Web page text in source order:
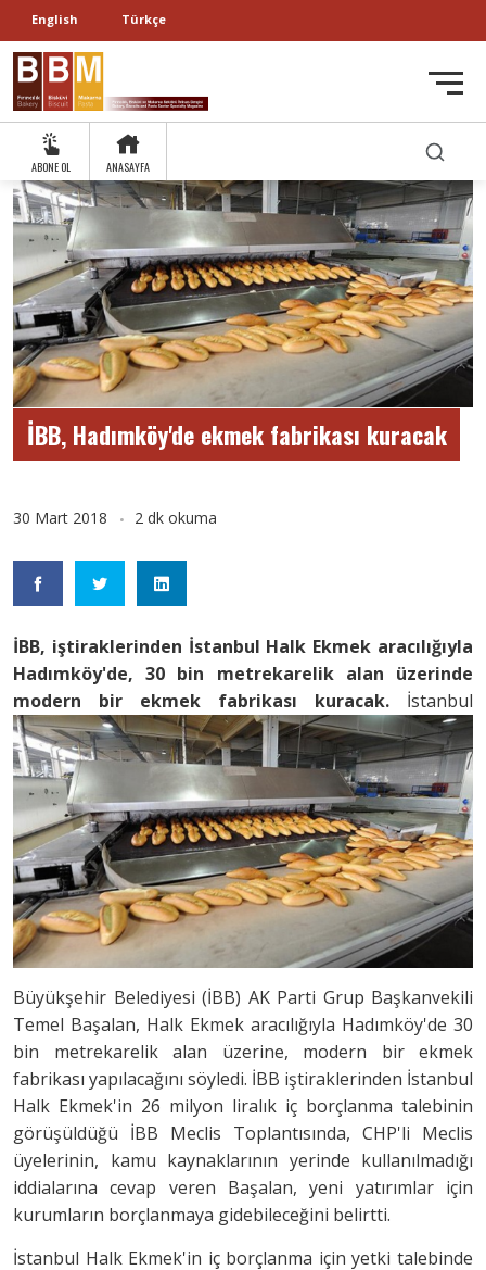
English Türkçe
ABONE OL ANASAYFA
İBB, Hadımköy'de ekmek fabrikası kuracak
30 Mart 2018 2 dk okuma
İBB, iştiraklerinden İstanbul Halk Ekmek aracılığıyla
Hadımköy'de, 30 bin metrekarelik alan üzerinde
modern bir ekmek fabrikası kuracak. İstanbul
Büyükşehir Belediyesi (İBB) AK Parti Grup Başkanvekili
Temel Başalan, Halk Ekmek aracılığıyla Hadımköy'de 30
bin metrekarelik alan üzerine, modern bir ekmek
fabrikası yapılacağını söyledi. İBB iştiraklerinden İstanbul
Halk Ekmek'in 26 milyon liralık iç borçlanma talebinin
görüşüldüğü İBB Meclis Toplantısında, CHP'li Meclis
üyelerinin, kamu kaynaklarının yerinde kullanılmadığı
iddialarına cevap veren Başalan, yeni yatırımlar için
kurumların borçlanmaya gidebileceğini belirtti.
İstanbul Halk Ekmek'in iç borçlanma için yetki talebinde